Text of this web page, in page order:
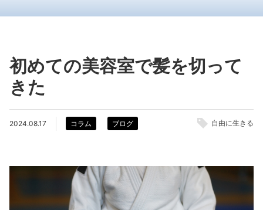
初めての美容室で髪を切って
きた
2024.08.17 コラム ブログ 自由に生きる